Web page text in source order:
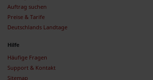
Auftrag suchen
Preise & Tarife
Deutschlands Landtage
Hilfe
Häufige Fragen
Support & Kontakt
Sitemap